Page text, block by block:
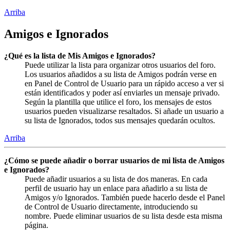
Arriba
Amigos e Ignorados
¿Qué es la lista de Mis Amigos e Ignorados?
Puede utilizar la lista para organizar otros usuarios del foro.
Los usuarios añadidos a su lista de Amigos podrán verse en
en Panel de Control de Usuario para un rápido acceso a ver si
están identificados y poder así enviarles un mensaje privado.
Según la plantilla que utilice el foro, los mensajes de estos
usuarios pueden visualizarse resaltados. Si añade un usuario a
su lista de Ignorados, todos sus mensajes quedarán ocultos.
Arriba
¿Cómo se puede añadir o borrar usuarios de mi lista de Amigos
e Ignorados?
Puede añadir usuarios a su lista de dos maneras. En cada
perfil de usuario hay un enlace para añadirlo a su lista de
Amigos y/o Ignorados. También puede hacerlo desde el Panel
de Control de Usuario directamente, introduciendo su
nombre. Puede eliminar usuarios de su lista desde esta misma
página.